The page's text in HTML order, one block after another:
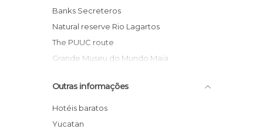
Zoos em Mérida
Banks Secreteros
Natural reserve Rio Lagartos
The PUUC route
Grande Museu do Mundo Maia
Yucatán by in bike
Hacienda Ochil
Monument To The Flag
Outras informações
Hotéis baratos
Yucatan